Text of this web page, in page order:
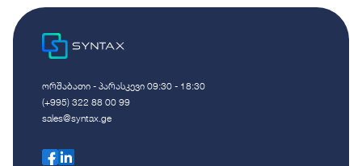
ორშაბათი - პარასკევი 09:30 - 18:30
(+995) 322 88 00 99
sales@syntax.ge